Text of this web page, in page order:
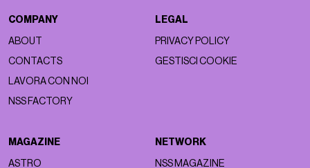
COMPANY
ABOUT
CONTACTS
LAVORA CON NOI
NSS FACTORY
LEGAL
PRIVACY POLICY
GESTISCI COOKIE
MAGAZINE
ASTRO
NETWORK
NSS MAGAZINE